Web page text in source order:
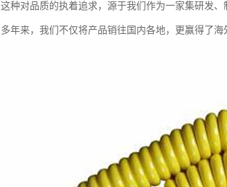
这种对品质的执着追求，源于我们作为一家集研发、
多年来，我们不仅将产品销往国内各地，更赢得了海